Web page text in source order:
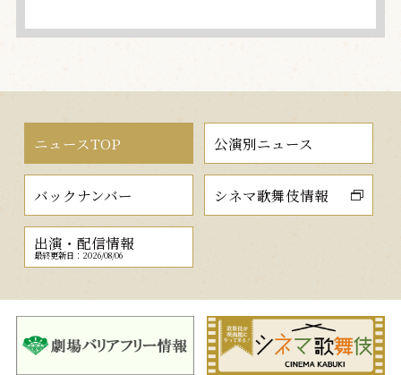
ニュースTOP 公演別ニュース
バックナンバー シネマ歌舞伎情報
出演・配信情報
最終更新日：2026/08/06